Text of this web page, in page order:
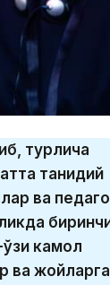
турлича
танқидий
ва
ўзи камол
ва